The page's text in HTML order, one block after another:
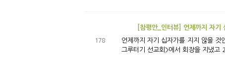
178
[참평안_인터뷰] 언제까지 자기
언제까지 자기 십자가를 지지 않을 것인가? 강희승 신임 전도사 이야기 2025년도 교육 전도사로 새롭게 임명된 강희승 전도사는 청년 1부 <헵시바 선
그루터기 선교회>에서 회장을 지냈